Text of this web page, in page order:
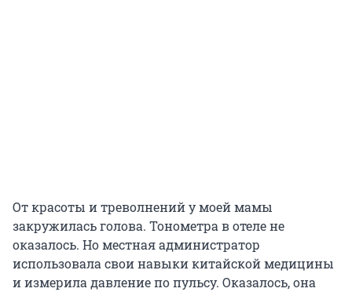
От красоты и треволнений у моей мамы
закружилась голова. Тонометра в отеле не
оказалось. Но местная администратор
использовала свои навыки китайской медицины
и измерила давление по пульсу. Оказалось, она